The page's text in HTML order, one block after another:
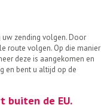
zending volgen. Door
route volgen. Op die manier
deze is aangekomen en
en bent u altijd op de
buiten de EU.